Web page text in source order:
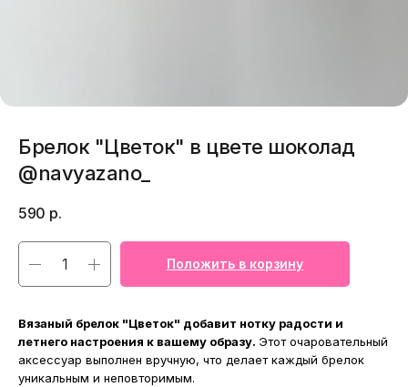
Брелок "Цветок" в цвете шоколад
@navyazano_
590 р.
Положить в корзину
Вязаный брелок "Цветок" добавит нотку радости и
летнего настроения к вашему образу. Этот очаровательный
аксессуар выполнен вручную, что делает каждый брелок
уникальным и неповторимым.